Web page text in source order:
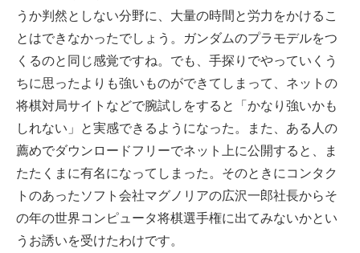
うか判然としない分野に、大量の時間と労力をかけるこ
とはできなかったでしょう。ガンダムのプラモデルをつ
くるのと同じ感覚ですね。でも、手探りでやっていくう
ちに思ったよりも強いものができてしまって、ネットの
将棋対局サイトなどで腕試しをすると「かなり強いかも
しれない」と実感できるようになった。また、ある人の
薦めでダウンロードフリーでネット上に公開すると、ま
たたくまに有名になってしまった。そのときにコンタク
トのあったソフト会社マグノリアの広沢一郎社長からそ
の年の世界コンピュータ将棋選手権に出てみないかとい
うお誘いを受けたわけです。